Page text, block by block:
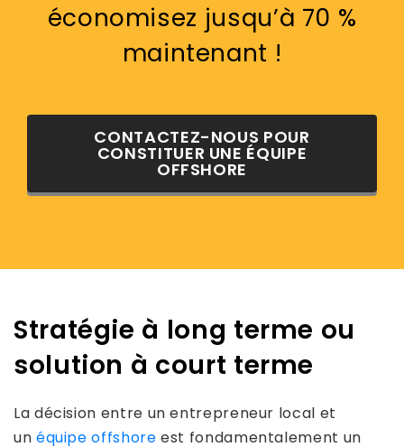
économisez jusqu’à 70 %
maintenant !
CONTACTEZ-NOUS POUR
CONSTITUER UNE ÉQUIPE
OFFSHORE
Stratégie à long terme ou
solution à court terme
La décision entre un entrepreneur local et
un équipe offshore est fondamentalement un